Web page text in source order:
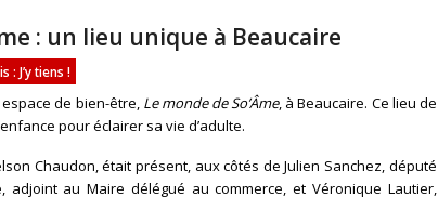
: un lieu unique à Beaucaire
: J’y tiens !
de bien-être, Le monde de So’Âme, à Beaucaire. Ce lieu de
pour éclairer sa vie d’adulte.
Chaudon, était présent, aux côtés de Julien Sanchez, député
adjoint au Maire délégué au commerce, et Véronique Lautier,